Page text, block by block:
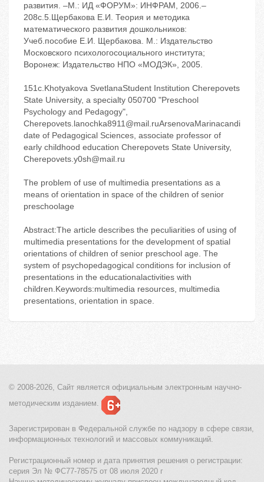
развития. –М.: ИД «ФОРУМ»: ИНФРАМ, 2006.–
208с.5.Щербакова Е.И. Теория и методика
математического развития дошкольников:
Учеб.пособие Е.И. Щербакова. М.: Издательство
Московского психологосоциального института;
Воронеж: Издательство НПО «МОДЭК», 2005.
151с.Khotyakova SvetlanaStudent Institution Cherepovets
State University, a specialty 050700 "Preschool
Psychology and Pedagogy",
Cherepovets.lanochka8911@mail.ruArsenovaMarinacandi
date of Pedagogical Sciences, associate professor of
early childhood education Cherepovets State University,
Cherepovets.y0sh@mail.ru
The problem of use of multimedia presentations as a
means of orientation in space of the children of senior
preschoolage
Abstract:The article describes the peculiarities of using of
multimedia presentations for the development of spatial
orientations of children of senior preschool age. The
system of psychopedagogical conditions for inclusion of
presentations in the educationalactivities with
children.Keywords:multimedia resources, multimedia
presentations, orientation in space.
© 2008-2026, Сайт является официальным электронным научно-
методическим изданием.
Зарегистрирован в Федеральной службе по надзору в сфере связи,
информационных технологий и массовых коммуникаций.
Регистрационный номер и дата принятия решения о регистрации:
серия Эл № ФС77-78575 от 08 июля 2020 г